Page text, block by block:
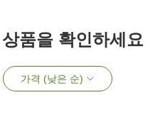
품을 확인하세요
가격 (낮은 순)